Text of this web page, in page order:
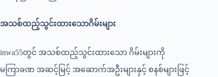
အသစ်ထည့်သွင်းထားသောဂိမ်းများ
inwa55တွင် အသစ်ထည့်သွင်းထားသော ဂိမ်းများကို
မကြာခဏ အဆင့်မြင့် အဆောက်အဦးများနှင့် စနစ်များဖြင့်